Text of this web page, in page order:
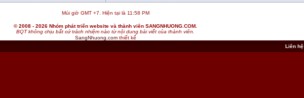
Múi giờ GMT +7. Hiện tại là 11:58 PM
© 2008 - 2026 Nhóm phát triển website và thành viên SANGNHUONG.COM.
BQT không chịu bất cứ trách nhiệm nào từ nội dung bài viết của thành viên.
SangNhuong.comthiết kế
Liên hệ